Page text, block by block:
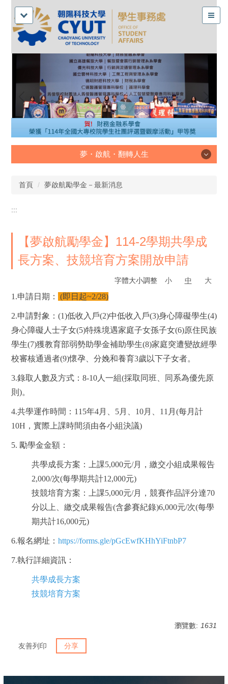
夢・啟航・翻轉人生
首頁 夢啟航勵學金－最新消息
:::
【夢啟航勵學金】114-2學期共學成
長方案、技競培育方案開放申請
字體大小調整 小 中 大
1.申請日期： (即日起~2/28)
2.申請對象： (1)低收入戶(2)中低收入戶(3)身心障礙學生(4)
身心障礙人士子女(5)特殊境遇家庭子女孫子女(6)原住民族
學生(7)獲教育部弱勢助學金補助學生(8)家庭突遭變故經學
校審核通過者(9)懷孕、分娩和養育3歲以下子女者。
3.錄取人數及方式：8-10人一組(採取同班、同系為優先原
則)。
4.共學運作時間：115年4月、5月、10月、11月(每月計
10H，實際上課時間須由各小組決議)
5. 勵學金金額：
共學成長方案： 上課5,000元/月，繳交小組成果報告
2,000/次(每學期共計12,000元)
技競培育方案：上課5,000元/月，競賽作品評分達70
分以上、繳交成果報告(含參賽紀錄)6,000元/次(每學
期共計16,000元)
6.報名網址： https://forms.gle/pGcEwfKHhYiFtnbP7
7.執行詳細資訊：
共學成長方案
技競培育方案
瀏覽數: 1631
友善列印 分享